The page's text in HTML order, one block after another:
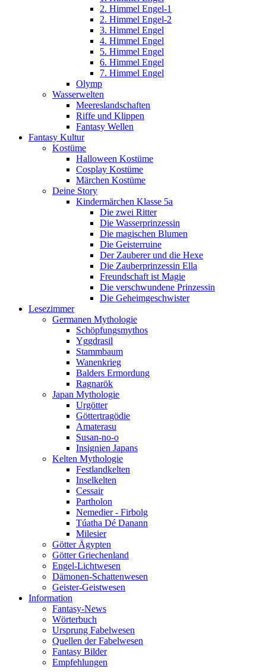
2. Himmel Engel-1
2. Himmel Engel-2
3. Himmel Engel
4. Himmel Engel
5. Himmel Engel
6. Himmel Engel
7. Himmel Engel
Olymp
Wasserwelten
Meereslandschaften
Riffe und Klippen
Fantasy Wellen
Fantasy Kultur
Kostüme
Halloween Kostüme
Cosplay Kostüme
Märchen Kostüme
Deine Story
Kindermärchen Klasse 5a
Die zwei Ritter
Die Wasserprinzessin
Die magischen Blumen
Die Geisterruine
Der Zauberer und die Hexe
Die Zauberprinzessin Ella
Freundschaft ist Magie
Die verschwundene Prinzessin
Die Geheimgeschwister
Lesezimmer
Germanen Mythologie
Schöpfungsmythos
Yggdrasil
Stammbaum
Wanenkrieg
Balders Ermordung
Ragnarök
Japan Mythologie
Urgötter
Göttertragödie
Amaterasu
Susan-no-o
Insignien Japans
Kelten Mythologie
Festlandkelten
Inselkelten
Cessair
Partholon
Nemedier - Firbolg
Túatha Dé Danann
Milesier
Götter Ägypten
Götter Griechenland
Engel-Lichtwesen
Dämonen-Schattenwesen
Geister-Geistwesen
Information
Fantasy-News
Wörterbuch
Ursprung Fabelwesen
Quellen der Fabelwesen
Fantasy Bilder
Empfehlungen